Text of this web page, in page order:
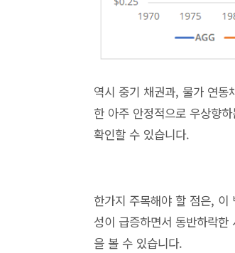
역시 중기 채권과, 물가 연동
한 아주 안정적으로 우상향
확인할 수 있습니다.
한가지 주목해야 할 점은,
성이 급증하면서 동반하락
을 볼 수 있습니다.